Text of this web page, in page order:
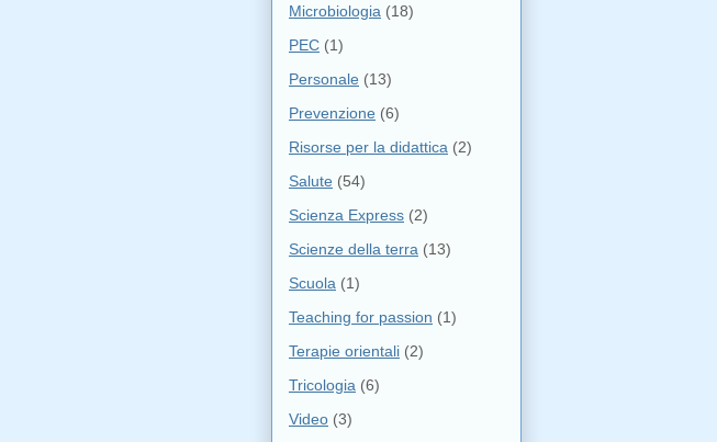
Microbiologia (18)
PEC (1)
Personale (13)
Prevenzione (6)
Risorse per la didattica (2)
Salute (54)
Scienza Express (2)
Scienze della terra (13)
Scuola (1)
Teaching for passion (1)
Terapie orientali (2)
Tricologia (6)
Video (3)